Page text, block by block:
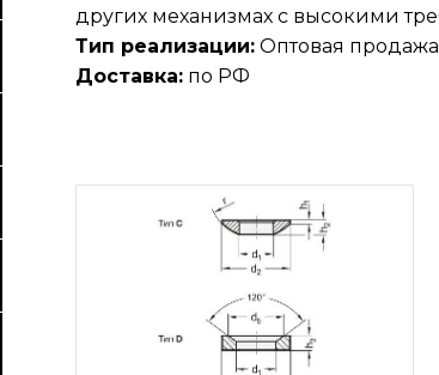
других механизмах с высокими
Тип реализации:Оптовая продажа
Доставка:по РФ